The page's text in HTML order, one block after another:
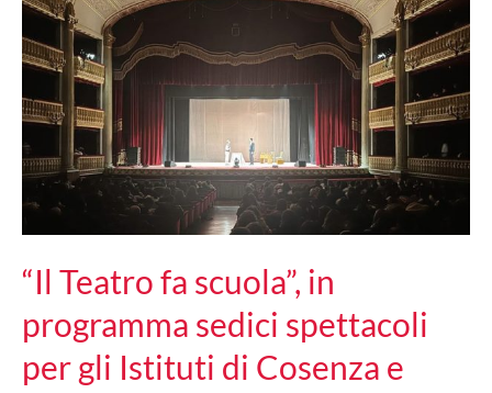
“Il Teatro fa scuola”, in
programma sedici spettacoli
per gli Istituti di Cosenza e